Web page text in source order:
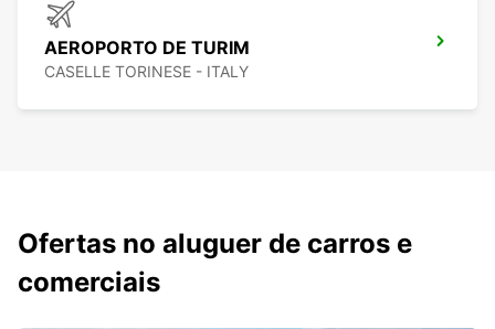
AEROPORTO DE TURIM
CASELLE TORINESE - ITALY
Ofertas no aluguer de carros e
comerciais